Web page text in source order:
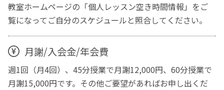
教室ホームページの「個人レッスン空き時間情報」をご
覧になってご自分のスケジュールと照合してください。
月謝/入会金/年会費
週1回（月4回）、45分授業で月謝12,000円、60分授業で
月謝15,000円です。その他ご要望があればお申し出くだ